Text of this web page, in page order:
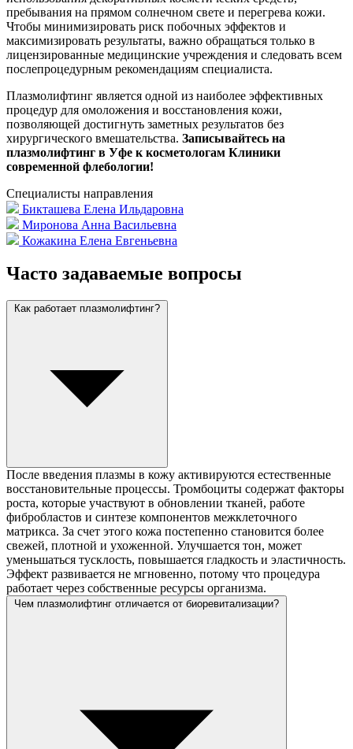
пребывания на прямом солнечном свете и перегрева кожи.
Чтобы минимизировать риск побочных эффектов и
максимизировать результаты, важно обращаться только в
лицензированные медицинские учреждения и следовать всем
послепроцедурным рекомендациям специалиста.
Плазмолифтинг является одной из наиболее эффективных
процедур для омоложения и восстановления кожи,
позволяющей достигнуть заметных результатов без
хирургического вмешательства. Записывайтесь на
плазмолифтинг в Уфе к косметологам Клиники
современной флебологии!
Специалисты направления
Бикташева Елена Ильдаровна
Миронова Анна Васильевна
Кожакина Елена Евгеньевна
Часто задаваемые вопросы
Как работает плазмолифтинг?
После введения плазмы в кожу активируются естественные
восстановительные процессы. Тромбоциты содержат факторы
роста, которые участвуют в обновлении тканей, работе
фибробластов и синтезе компонентов межклеточного
матрикса. За счет этого кожа постепенно становится более
свежей, плотной и ухоженной. Улучшается тон, может
уменьшаться тусклость, повышается гладкость и эластичность.
Эффект развивается не мгновенно, потому что процедура
работает через собственные ресурсы организма.
Чем плазмолифтинг отличается от биоревитализации?